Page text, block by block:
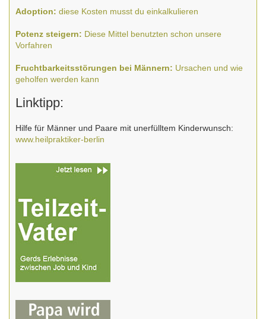
Adoption: diese Kosten musst du einkalkulieren
Potenz steigern: Diese Mittel benutzten schon unsere
Vorfahren
Fruchtbarkeitsstörungen bei Männern: Ursachen und wie
geholfen werden kann
Linktipp:
Hilfe für Männer und Paare mit unerfülltem Kinderwunsch:
www.heilpraktiker-berlin